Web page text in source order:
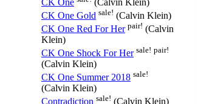
CK One
(Calvin Klein)
CK One Gold sale! (Calvin Klein)
CK One Red For Her pair! (Calvin
Klein)
CK One Shock For Her sale! pair!
(Calvin Klein)
CK One Summer 2018 sale!
(Calvin Klein)
Contradiction sale! (Calvin Klein)